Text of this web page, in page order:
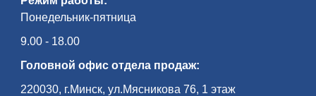
Понедельник-пятница
9.00 - 18.00
Головной офис отдела продаж:
220030, г.Минск, ул.Мясникова 76, 1 этаж